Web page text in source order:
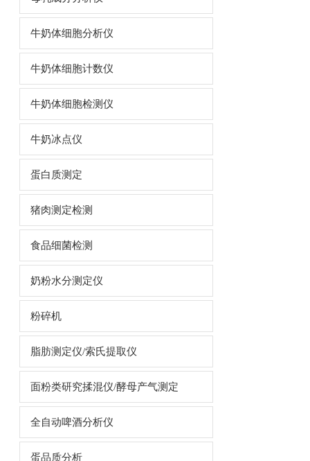
牛奶体细胞分析仪
牛奶体细胞计数仪
牛奶体细胞检测仪
牛奶冰点仪
蛋白质测定
猪肉测定检测
食品细菌检测
奶粉水分测定仪
粉碎机
脂肪测定仪/索氏提取仪
面粉类研究揉混仪/酵母产气测定
全自动啤酒分析仪
蛋品质分析